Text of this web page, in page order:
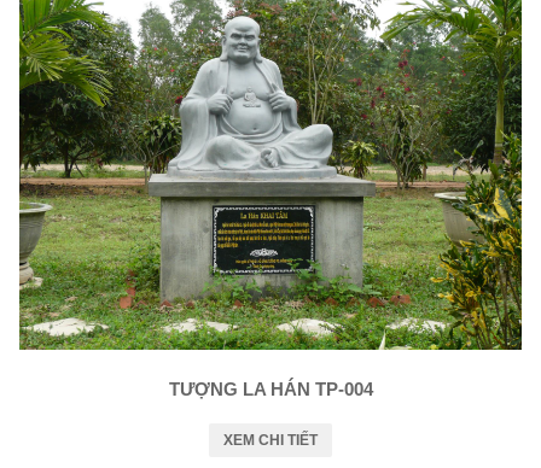
TƯỢNG LA HÁN TP-004
XEM CHI TIẾT